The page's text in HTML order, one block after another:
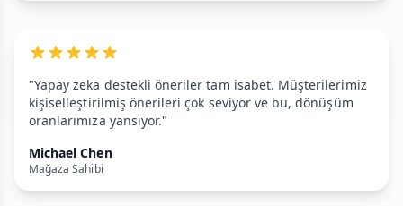
"Yapay zeka destekli öneriler tam isabet. Müşterilerimiz
kişiselleştirilmiş önerileri çok seviyor ve bu, dönüşüm
oranlarımıza yansıyor."
Michael Chen
Mağaza Sahibi